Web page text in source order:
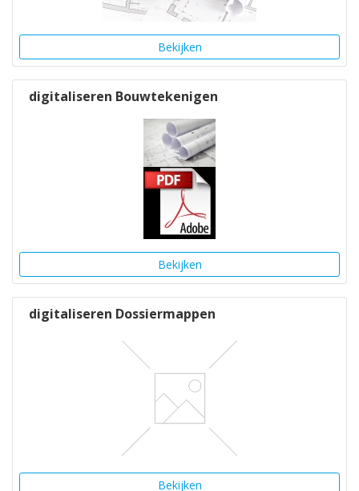
Bekijken
digitaliseren Bouwtekenigen
Bekijken
digitaliseren Dossiermappen
Bekijken